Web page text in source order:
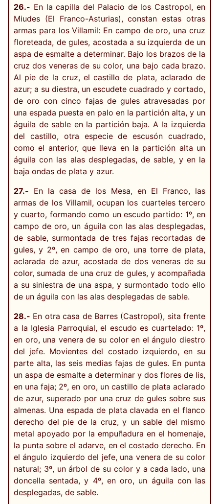
26.- En la capilla del Palacio de los Castropol, en
Miudes (El Franco-Asturias), constan estas otras
armas para los Villamil: En campo de oro, una cruz
floreteada, de gules, acostada a su izquierda de un
aspa de esmalte a determinar. Bajo los brazos de la
cruz dos veneras de su color, una bajo cada brazo.
Al pie de la cruz, el castillo de plata, aclarado de
azur; a su diestra, un escudete cuadrado y cortado,
de oro con cinco fajas de gules atravesadas por
una espada puesta en palo en la partición alta, y un
águila de sable en la partición baja. A la izquierda
del castillo, otra especie de escusón cuadrado,
como el anterior, que lleva en la partición alta un
águila con las alas desplegadas, de sable, y en la
baja ondas de plata y azur.
27.- En la casa de los Mesa, en El Franco, las
armas de los Villamil, ocupan los cuarteles tercero
y cuarto, formando como un escudo partido: 1º, en
campo de oro, un águila con las alas desplegadas,
de sable, surmontada de tres fajas recortadas de
gules, y 2º, en campo de oro, una torre de plata,
aclarada de azur, acostada de dos veneras de su
color, sumada de una cruz de gules, y acompañada
a su siniestra de una aspa, y surmontado todo ello
de un águila con las alas desplegadas de sable.
28.- En otra casa de Barres (Castropol), sita frente
a la Iglesia Parroquial, el escudo es cuartelado: 1º,
en oro, una venera de su color en el ángulo diestro
del jefe. Movientes del costado izquierdo, en su
parte alta, las seis medias fajas de gules. En punta
un aspa de esmalte a determinar y dos flores de lis,
en una faja; 2º, en oro, un castillo de plata aclarado
de azur, superado por una cruz de gules sobre sus
almenas. Una espada de plata clavada en el flanco
derecho del pie de la cruz, y un sable del mismo
metal apoyado por la empuñadura en el homenaje,
la punta sobre el adarve, en el costado derecho. En
el ángulo izquierdo del jefe, una venera de su color
natural; 3º, un árbol de su color y a cada lado, una
doncella sentada, y 4º, en oro, un águila con las
desplegadas, de sable.